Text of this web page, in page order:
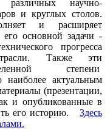
различных научно-
и круглых столов.
и расширяет
основной задачи -
прогресса
Также эти
степени
актуальным
(презентации,
и опубликованные в
его историю. Здесь
.